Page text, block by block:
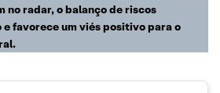
no radar, o balanço de riscos
favorece um viés positivo para o